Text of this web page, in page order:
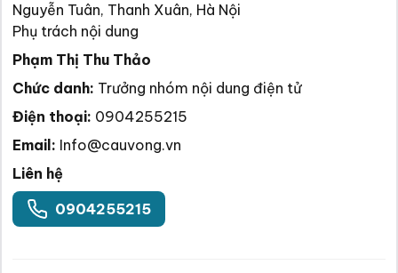
Nguyễn Tuân, Thanh Xuân, Hà Nội
Phụ trách nội dung
Phạm Thị Thu Thảo
Chức danh: Trưởng nhóm nội dung điện tử
Điện thoại: 0904255215
Email: Info@cauvong.vn
Liên hệ
0904255215